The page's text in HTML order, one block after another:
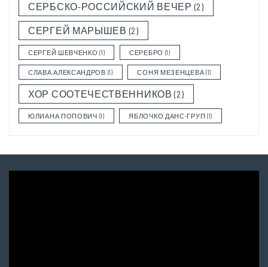
СЕРБСКО-РОССИЙСКИЙ ВЕЧЕР (2)
СЕРГЕЙ МАРЫШЕВ (2)
СЕРГЕЙ ШЕВЧЕНКО (1) СЕРЕБРО (1)
СЛАВА АЛЕКСАНДРОВ (1) СОНЯ МЕЗЕНЦЕВА (1)
ХОР СООТЕЧЕСТВЕННИКОВ (2)
ЮЛИАНА ПОПОВИЧ (1) ЯБЛОЧКО ДАНС-ГРУП (1)